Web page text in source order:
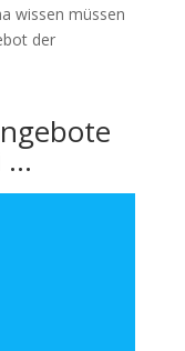
wissen müssen
der
…